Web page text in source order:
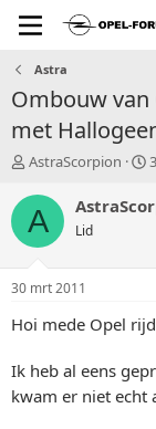
Astra
Ombouw van
met
T
p
i
a
r
r
AstraScorpion
S
a
u
A Lid
30 mrt 2011
Hoi mede Opel
Ik heb al eens
kwam er niet echt